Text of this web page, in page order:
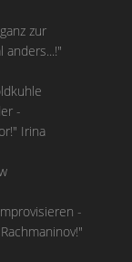
zur
-
Irina
-